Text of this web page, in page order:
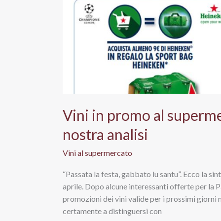
Vini in promo al
nostra analisi
Vini al supermercato
“Passata la festa, gabbato lu santu”. Ecco la
aprile. Dopo alcune interessanti offerte per la
promozioni dei vini valide per i prossimi giorni
certamente a distinguersi con